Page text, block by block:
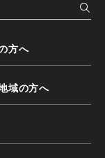
方へ
域の方へ